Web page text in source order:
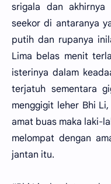
srigala dan akhirnya
seekor di antaranya
putih dan rupanya
Lima belas menit
isterinya dalam
terjatuh sementara
menggigit leher Bhi
amat buas maka laki-
melompat dengan
jantan itu.